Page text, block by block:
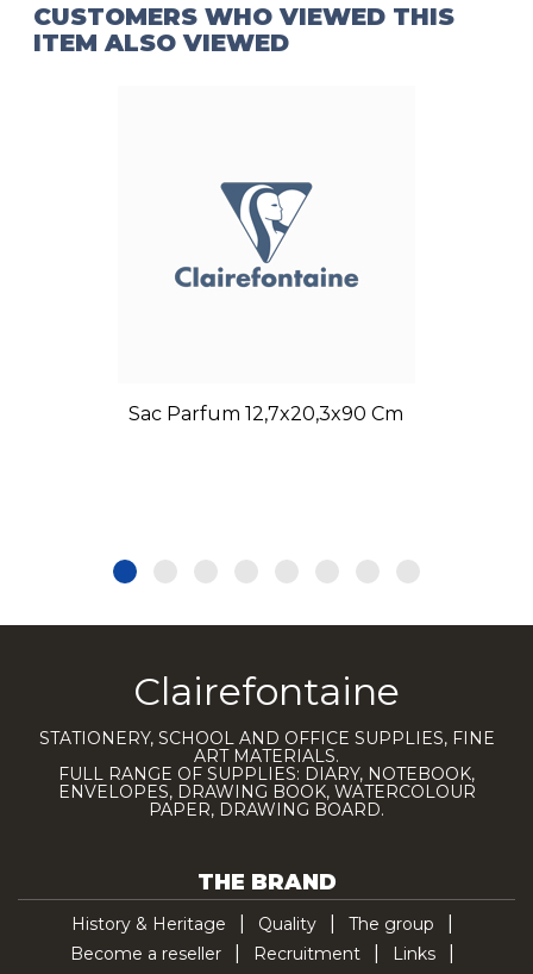
CUSTOMERS WHO VIEWED THIS
ITEM ALSO VIEWED
Sac Parfum 12,7x20,3x90 Cm
Clairefontaine
STATIONERY, SCHOOL AND OFFICE SUPPLIES, FINE
ART MATERIALS.
FULL RANGE OF SUPPLIES: DIARY, NOTEBOOK,
ENVELOPES, DRAWING BOOK, WATERCOLOUR
PAPER, DRAWING BOARD.
THE BRAND
History & Heritage Quality
The group
Become a reseller
Recruitment
Links